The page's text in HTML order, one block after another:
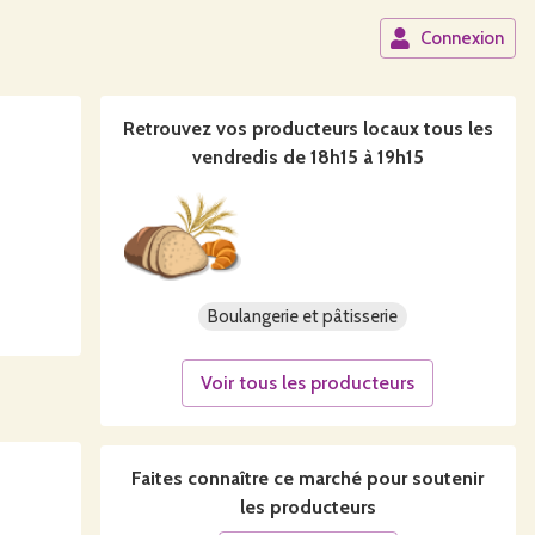
Connexion
Retrouvez vos producteurs locaux tous les
vendredis de 18h15 à 19h15
Boulangerie et pâtisserie
Voir tous les producteurs
Faites connaître ce marché pour soutenir
les producteurs